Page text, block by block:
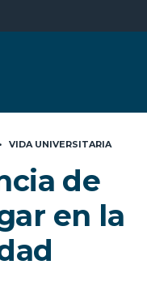
• VIDA UNIVERSITARIA
de
en la